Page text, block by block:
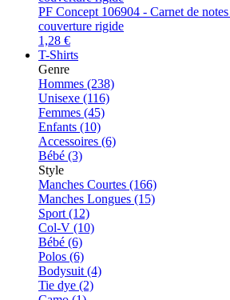
PF Concept 106904 - Carnet de
couverture rigide
1,28 €
T-Shirts
Genre
Hommes (238)
Unisexe (116)
Femmes (45)
Enfants (10)
Accessoires (6)
Bébé (3)
Style
Manches Courtes (166)
Manches Longues (15)
Sport (12)
Col-V (10)
Bébé (6)
Polos (6)
Bodysuit (4)
Tie dye (2)